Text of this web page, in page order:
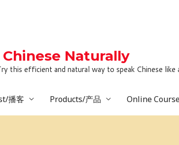
Chinese Naturally
this efficient and natural way to speak Chinese like
播客 Products/产品 Online